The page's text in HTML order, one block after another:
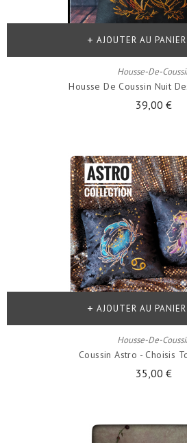
Housse-De-
Housse De Coussin Nuit
39,00 €
AJOUTER AU PANIER
Housse-De-
Coussin Astro - Choisis
35,00 €
AJOUTER AU PANIER